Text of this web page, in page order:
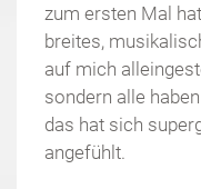
zum ersten Mal
breites,
auf mich
sondern alle
das hat sich
angefühlt.